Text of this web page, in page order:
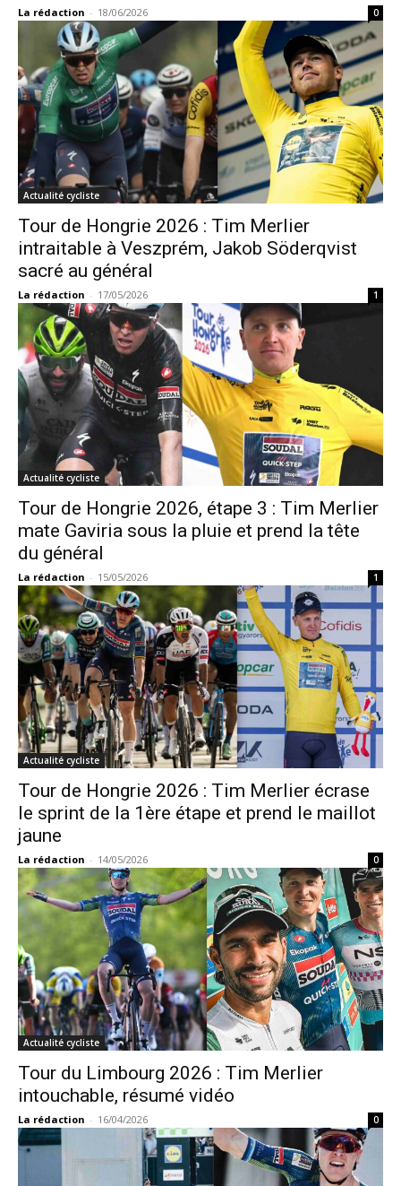
La rédaction - 18/06/2026 0
Actualité cycliste
Tour de Hongrie 2026 : Tim Merlier
intraitable à Veszprém, Jakob Söderqvist
sacré au général
La rédaction - 17/05/2026 1
Actualité cycliste
Tour de Hongrie 2026, étape 3 : Tim Merlier
mate Gaviria sous la pluie et prend la tête
du général
La rédaction - 15/05/2026 1
Actualité cycliste
Tour de Hongrie 2026 : Tim Merlier écrase
le sprint de la 1ère étape et prend le maillot
jaune
La rédaction - 14/05/2026 0
Actualité cycliste
Tour du Limbourg 2026 : Tim Merlier
intouchable, résumé vidéo
La rédaction - 16/04/2026 0